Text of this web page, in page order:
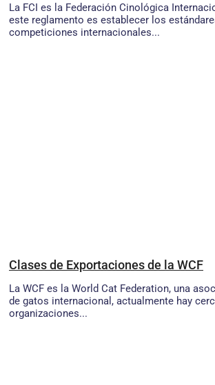
La FCI es la Federación Cinológica
este reglamento es establecer los
competiciones internacionales...
Clases de Exportaciones de la WCF
La WCF es la World Cat Federation, una
de gatos internacional, actualmente hay
organizaciones...